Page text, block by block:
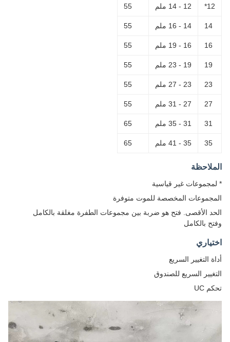
12* 12 - 14 ملم 55
14 14 - 16 ملم 55
16 16 - 19 ملم 55
19 19 - 23 ملم 55
23 23 - 27 ملم 55
27 27 - 31 ملم 55
31 31 - 35 ملم 65
35 35 - 41 ملم 65
الملاحظة
* لمجموعات غير قياسية
المجموعات المخصصة للموت متوفرة
الحد الأقصى. فتح هو ضربة بين مجموعات الطفرة مغلقة بالكامل
وفتح بالكامل
اختياري
أداة التغيير السريع
التغيير السريع للصندوق
تحكم UC